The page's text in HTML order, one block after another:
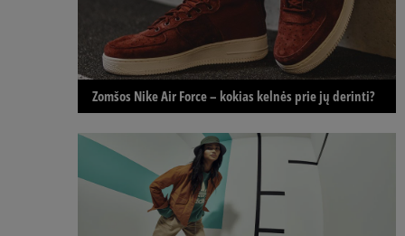
Zomšos Nike Air Force – kokias kelnės prie jų derinti?